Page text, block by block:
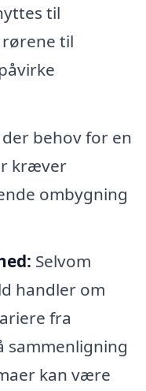
til
til
der behov for en
kræver
ombygning
Selvom
handler om
fra
sammenligning
kan være